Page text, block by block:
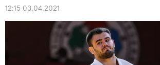
12:15 03.04.2021